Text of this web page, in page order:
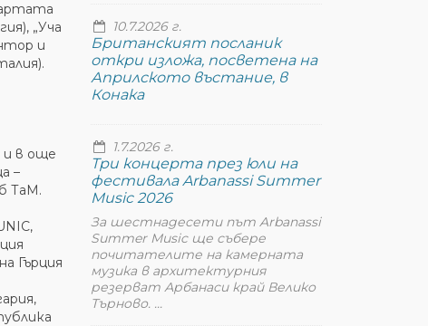
„Уча
и
и в още
–
ТаМ.
Гърция
10.7.2026 г.
Британският посланик
откри изложа, посветена на
Априлското въстание, в
Конака
1.7.2026 г.
Три концерта през юли на
фестивала Arbanassi Summer
Music 2026
За шестнадесети път Arbanassi
Summer Music ще събере
почитателите на камерната
музика в архитектурния
резерват Арбанаси край Велико
Търново. ...